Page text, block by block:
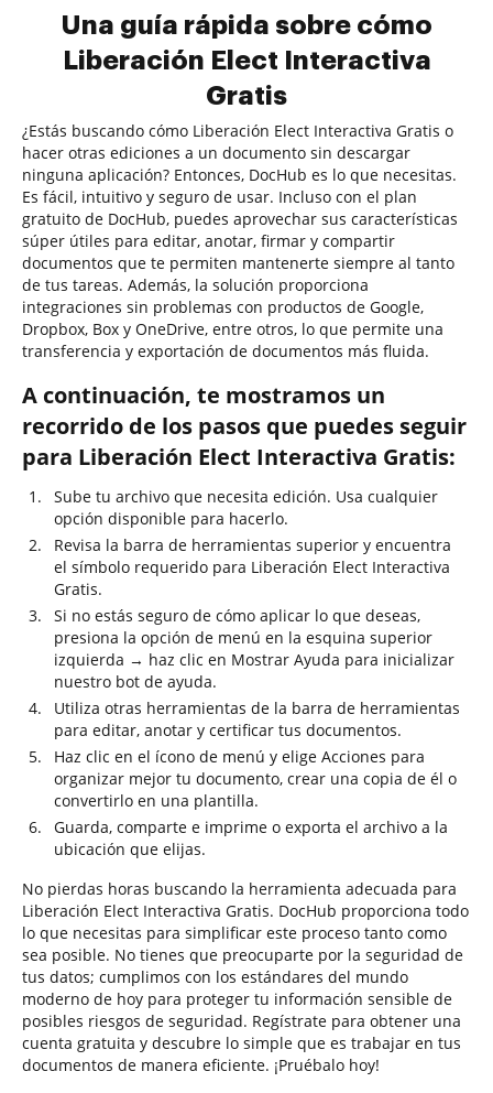
Una guía rápida sobre cómo
Liberación Elect Interactiva
Gratis
¿Estás buscando cómo Liberación Elect Interactiva Gratis o
hacer otras ediciones a un documento sin descargar
ninguna aplicación? Entonces, DocHub es lo que necesitas.
Es fácil, intuitivo y seguro de usar. Incluso con el plan
gratuito de DocHub, puedes aprovechar sus características
súper útiles para editar, anotar, firmar y compartir
documentos que te permiten mantenerte siempre al tanto
de tus tareas. Además, la solución proporciona
integraciones sin problemas con productos de Google,
Dropbox, Box y OneDrive, entre otros, lo que permite una
transferencia y exportación de documentos más fluida.
A continuación, te mostramos un
recorrido de los pasos que puedes seguir
para Liberación Elect Interactiva Gratis:
Sube tu archivo que necesita edición. Usa cualquier
opción disponible para hacerlo.
Revisa la barra de herramientas superior y encuentra
el símbolo requerido para Liberación Elect Interactiva
Gratis.
Si no estás seguro de cómo aplicar lo que deseas,
presiona la opción de menú en la esquina superior
izquierda → haz clic en Mostrar Ayuda para inicializar
nuestro bot de ayuda.
Utiliza otras herramientas de la barra de herramientas
para editar, anotar y certificar tus documentos.
Haz clic en el ícono de menú y elige Acciones para
organizar mejor tu documento, crear una copia de él o
convertirlo en una plantilla.
Guarda, comparte e imprime o exporta el archivo a la
ubicación que elijas.
No pierdas horas buscando la herramienta adecuada para
Liberación Elect Interactiva Gratis. DocHub proporciona todo
lo que necesitas para simplificar este proceso tanto como
sea posible. No tienes que preocuparte por la seguridad de
tus datos; cumplimos con los estándares del mundo
moderno de hoy para proteger tu información sensible de
posibles riesgos de seguridad. Regístrate para obtener una
cuenta gratuita y descubre lo simple que es trabajar en tus
documentos de manera eficiente. ¡Pruébalo hoy!